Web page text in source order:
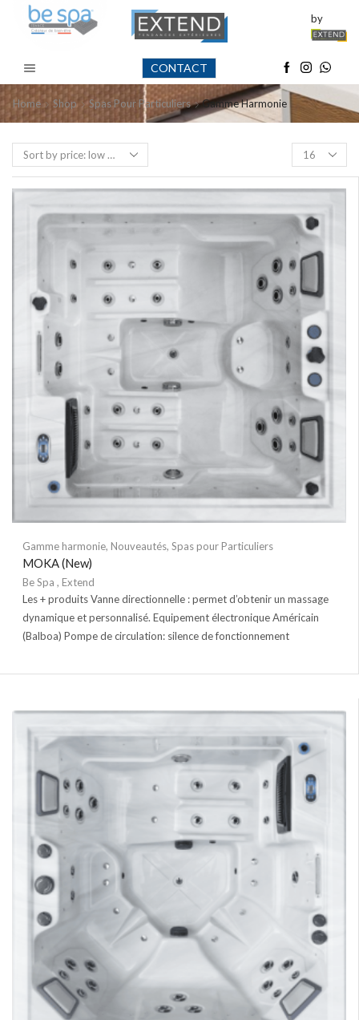
by
CONTACT
Home Shop Spas Pour Particuliers Gamme Harmonie
Products
per
page
Gamme harmonie, Nouveautés, Spas pour Particuliers
MOKA (New)
Be Spa , Extend
Les + produits Vanne directionnelle : permet d’obtenir un massage
dynamique et personnalisé. Equipement électronique Américain
(Balboa) Pompe de circulation: silence de fonctionnement